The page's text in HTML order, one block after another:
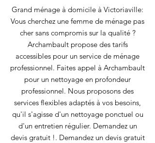
Grand ménage à domicile à Victoriaville:
Vous cherchez une femme de ménage pas
cher sans compromis sur la qualité ?
Archambault propose des tarifs
accessibles pour un service de ménage
professionnel. Faites appel à Archambault
pour un nettoyage en profondeur
professionnel. Nous proposons des
services flexibles adaptés à vos besoins,
qu'il s'agisse d'un nettoyage ponctuel ou
d'un entretien régulier. Demandez un
devis gratuit !. Demandez un devis gratuit